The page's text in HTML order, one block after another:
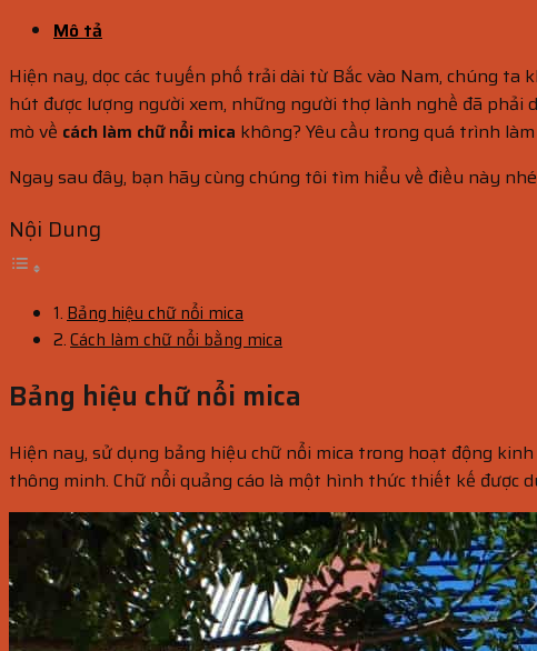
Mô tả
Hiện nay, dọc các tuyến phố trải dài từ Bắc vào Nam, chúng
hút được lượng người xem, những người thợ lành nghề đã
mò về cách làm chữ nổi mica không? Yêu cầu trong quá trình
Ngay sau đây, bạn hãy cùng chúng tôi tìm hiểu về điều này
Nội Dung
Bảng hiệu chữ nổi mica
Cách làm chữ nổi bằng mica
Bảng hiệu chữ nổi mica
Hiện nay, sử dụng bảng hiệu chữ nổi mica trong hoạt động
thông minh. Chữ nổi quảng cáo là một hình thức thiết kế được